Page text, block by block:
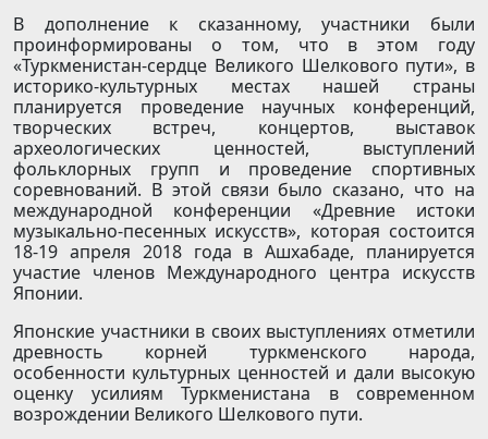
В дополнение к сказанному, участники были
проинформированы о том, что в этом году
«Туркменистан-сердце Великого Шелкового пути», в
историко-культурных местах нашей страны
планируется проведение научных конференций,
творческих встреч, концертов, выставок
археологических ценностей, выступлений
фольклорных групп и проведение спортивных
соревнований. В этой связи было сказано, что на
международной конференции «Древние истоки
музыкально-песенных искусств», которая состоится
18-19 апреля 2018 года в Ашхабаде, планируется
участие членов Международного центра искусств
Японии.
Японские участники в своих выступлениях отметили
древность корней туркменского народа,
особенности культурных ценностей и дали высокую
оценку усилиям Туркменистана в современном
возрождении Великого Шелкового пути.